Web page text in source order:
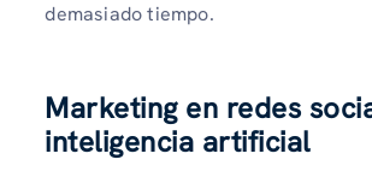
demasiado tiempo.
Marketing en redes
inteligencia artificial